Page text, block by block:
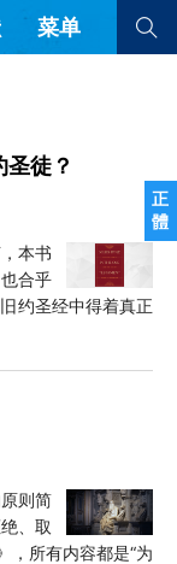
正
體
菜单
问答
道与神学
其他的模式
阿拉伯语
柬埔寨语
徒？
本书
合乎
约圣经中得着真正
则简
、取
所有内容都是“为